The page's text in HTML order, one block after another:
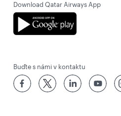
Download Qatar Airways App
Buďte s námi v kontaktu